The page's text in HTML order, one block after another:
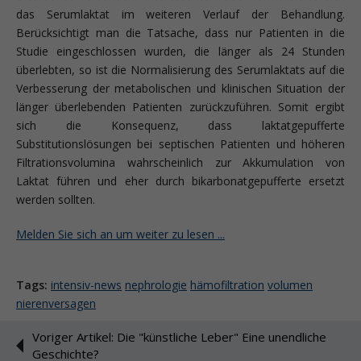
das Serumlaktat im weiteren Verlauf der Behandlung.
Berücksichtigt man die Tatsache, dass nur Patienten in die
Studie eingeschlossen wurden, die länger als 24 Stunden
überlebten, so ist die Normalisierung des Serumlaktats auf die
Verbesserung der metabolischen und klinischen Situation der
länger überlebenden Patienten zurückzuführen. Somit ergibt
sich die Konsequenz, dass laktatgepufferte
Substitutionslösungen bei septischen Patienten und höheren
Filtrationsvolumina wahrscheinlich zur Akkumulation von
Laktat führen und eher durch bikarbonatgepufferte ersetzt
werden sollten.
Melden Sie sich an um weiter zu lesen ...
Tags: intensiv-news nephrologie hämofiltration volumen
nierenversagen
Voriger Artikel: Die "künstliche Leber" Eine unendliche
Geschichte?